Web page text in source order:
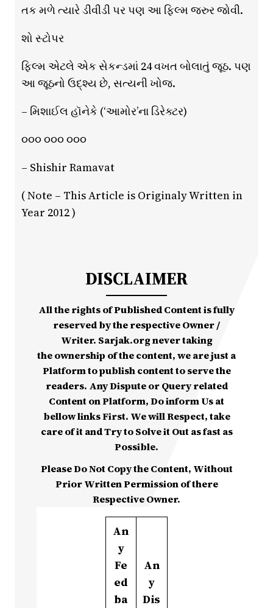
તક મળે ત્યારે ડીવીડી પર પણ આ ફિલ્મ જરુર જોવી.
શો સ્ટોપર
ફિલ્મ એટલે એક સેકન્ડમાં 24 વખત બોલાતું જૂઠ. પણ
આ જૂઠનો ઉદ્શ્ય છે, સત્યની ખોજ.
– મિશાઈલ હૉનેકે (‘આમોર’ના ડિરેક્ટર)
૦૦૦ ૦૦૦ ૦૦૦
– Shishir Ramavat
( Note – This Article is Originaly Written in
Year 2012 )
DISCLAIMER
All the rights of Published Content is fully
reserved by the respective Owner /
Writer. Sarjak.org never taking
the ownership of the content, we are just a
Platform to publish content to serve the
readers. Any Dispute or Query related
Content on Platform, Do inform Us at
bellow links First. We will Respect, take
care of it and Try to Solve it Out as fast as
Possible.
Please Do Not Copy the Content, Without
Prior Written Permission of there
Respective Owner.
An
y
Fe
ed
ba
An
y
Dis